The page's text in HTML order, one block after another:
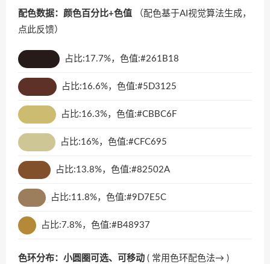
配色数据：颜色百分比+色值 （配色基于AI视觉算法生成，
点此反馈）
占比:17.7%，色值:#261B18
占比:16.6%，色值:#5D3125
占比:16.3%，色值:#CBBC6F
占比:16%，色值:#CFC695
占比:13.8%，色值:#82502A
占比:11.8%，色值:#9D7E5C
占比:7.8%，色值:#B48937
色环分布：小圆圈可选、可移动 ( 常用色环配色法→ )